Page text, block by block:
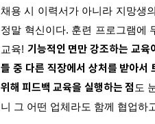
채용 시 이력서가 아니라 지망생
정말 혁신이다. 훈련 프로그램에
교육! 기능적인 면만 강조하는 교육
들 중 다른 직장에서 상처를 받아서
위해 피드백 교육을 실행하는 점 도
니 그 어떤 업체라도 함께 협업하